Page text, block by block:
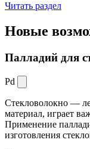
Читать раздел
Новые
Палладий для
Pd
Стекловолокно —
материал, играет
Применение
изготовления